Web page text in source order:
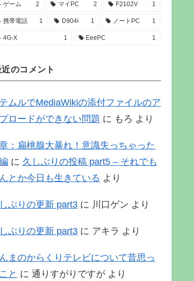
ゲーム 2 マイPC 2 F2102V 1
携帯電話 1 D904i 1 ノートPC 1
4G-X 1 EeePC 1
のコメント
ムルでMediaWikiの添付ファイルのア
ロードができない問題 に もろ より
：扁桃腺大暴れ！意識失っちゃった
に 久しぶりの投稿 part5 – それでも
とか今日も生きている より
ぶりの更新 part3 に 川口ゲン より
ぶりの更新 part3 に アキラ より
まのからくりテレビについて昔思っ
と に 通りすがりですが より